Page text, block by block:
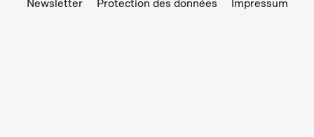
Newsletter Protection des données Impressum